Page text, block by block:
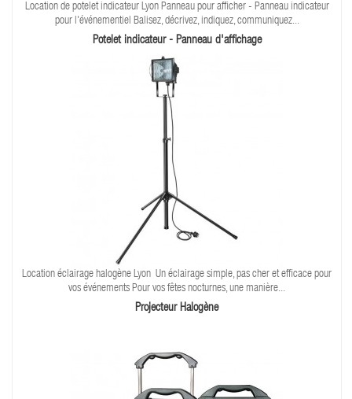
Location de potelet indicateur Lyon Panneau pour afficher - Panneau indicateur
pour l'événementiel Balisez, décrivez, indiquez, communiquez...
Potelet indicateur - Panneau d'affichage
Location éclairage halogène Lyon Un éclairage simple, pas cher et efficace pour
vos événements Pour vos fêtes nocturnes, une manière...
Projecteur Halogène